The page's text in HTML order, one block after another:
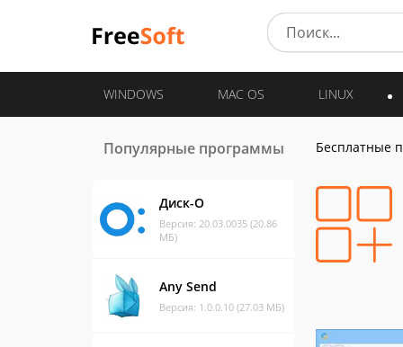
WINDOWS MAC OS LINUX
Популярные программы
Диск-О
Версия: 20.03.0035 (20.86
МБ)
Any Send
Версия: 1.0.0.10 (27.03 МБ)
Бесплатные